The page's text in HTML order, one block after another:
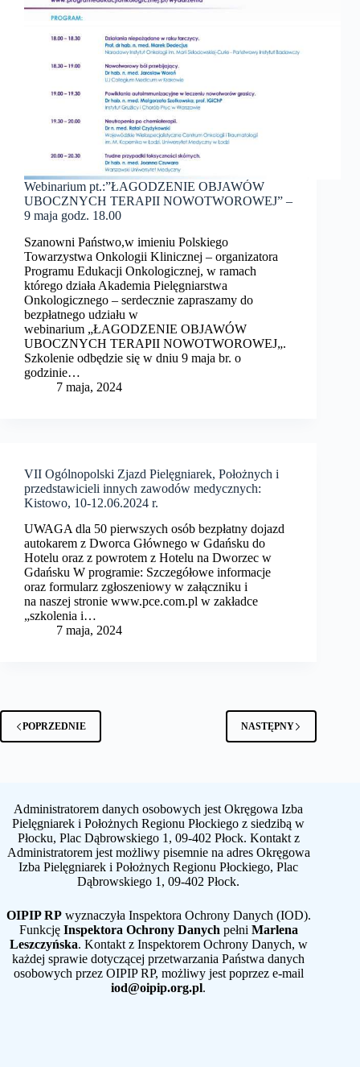
Webinarium pt.:”ŁAGODZENIE OBJAWÓW
UBOCZNYCH TERAPII NOWOTWOROWEJ” –
9 maja godz. 18.00
Szanowni Państwo,w imieniu Polskiego
Towarzystwa Onkologii Klinicznej – organizatora
Programu Edukacji Onkologicznej, w ramach
którego działa Akademia Pielęgniarstwa
Onkologicznego – serdecznie zapraszamy do
bezpłatnego udziału w
webinarium „ŁAGODZENIE OBJAWÓW
UBOCZNYCH TERAPII NOWOTWOROWEJ„.
Szkolenie odbędzie się w dniu 9 maja br. o
godzinie…
7 maja, 2024
VII Ogólnopolski Zjazd Pielęgniarek, Położnych i
przedstawicieli innych zawodów medycznych:
Kistowo, 10-12.06.2024 r.
UWAGA dla 50 pierwszych osób bezpłatny dojazd
autokarem z Dworca Głównego w Gdańsku do
Hotelu oraz z powrotem z Hotelu na Dworzec w
Gdańsku W programie: Szczegółowe informacje
oraz formularz zgłoszeniowy w załączniku i
na naszej stronie www.pce.com.pl w zakładce
„szkolenia i…
7 maja, 2024
POPRZEDNIE NASTĘPNY
Administratorem danych osobowych jest Okręgowa Izba
Pielęgniarek i Położnych Regionu Płockiego z siedzibą w
Płocku, Plac Dąbrowskiego 1, 09-402 Płock. Kontakt z
Administratorem jest możliwy pisemnie na adres Okręgowa
Izba Pielęgniarek i Położnych Regionu Płockiego, Plac
Dąbrowskiego 1, 09-402 Płock.
OIPIP RPwyznaczyła Inspektora Ochrony Danych (IOD).
Funkcję Inspektora Ochrony Danych pełni Marlena
Leszczyńska. Kontakt z Inspektorem Ochrony Danych, w
każdej sprawie dotyczącej przetwarzania Państwa danych
osobowych przez OIPIP RP, możliwy jest poprzez e-mail
iod@oipip.org.pl.